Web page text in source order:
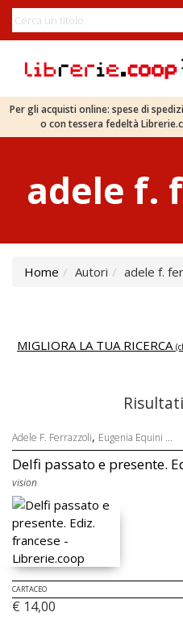
Per gli acquisti online: spese di
o con tessera fedeltà
adele f.
Home Autori adele f.
MIGLIORA LA TUA RICERCA
Adele F. Ferrazzoli, Eugenia Equini ...
Delfi passato e presente.
vision
CARTACEO
€ 14,00